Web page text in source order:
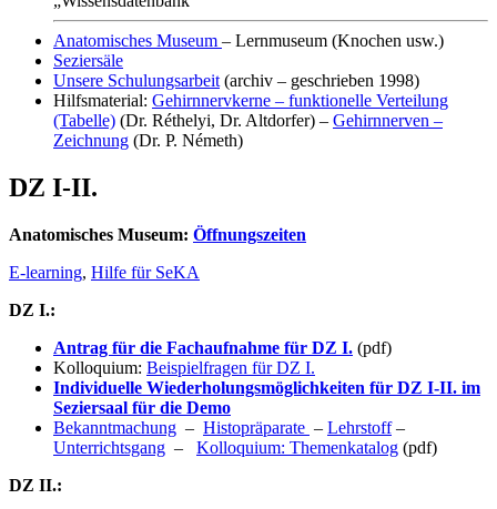
Anatomisches Museum – Lernmuseum (Knochen usw.)
Seziersäle
Unsere Schulungsarbeit (archiv – geschrieben 1998)
Hilfsmaterial: Gehirnnervkerne – funktionelle Verteilung
(Tabelle) (Dr. Réthelyi, Dr. Altdorfer) – Gehirnnerven –
Zeichnung (Dr. P. Németh)
DZ I-II.
Anatomisches Museum: Öffnungszeiten
E-learning, Hilfe für SeKA
DZ I.:
Antrag für die Fachaufnahme für DZ I. (pdf)
Kolloquium: Beispielfragen für DZ I.
Individuelle Wiederholungsmöglichkeiten für DZ I-II. im
Seziersaal für die Demo
Bekanntmachung – Histopräparate – Lehrstoff–
Unterrichtsgang – Kolloquium: Themenkatalog (pdf)
DZ II.: